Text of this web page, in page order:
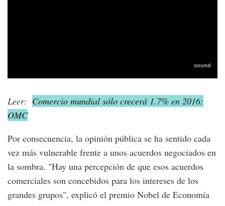
Leer: Comercio mundial sólo crecerá 1.7% en 2016:
OMC
Por consecuencia, la opinión pública se ha sentido cada
vez más vulnerable frente a unos acuerdos negociados en
la sombra. "Hay una percepción de que esos acuerdos
comerciales son concebidos para los intereses de los
grandes grupos", explicó el premio Nobel de Economía